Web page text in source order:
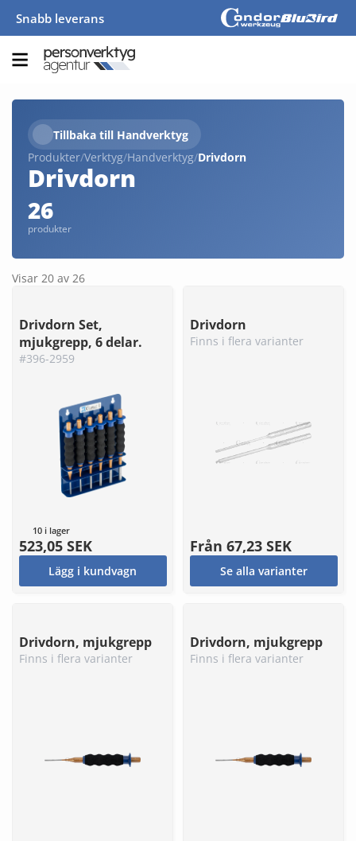
Snabb leverans
Tillbaka till Handverktyg
Produkter/Verktyg/Handverktyg/Drivdorn
Drivdorn
26
produkter
Visar 20 av 26
Drivdorn Set,
mjukgrepp, 6 delar.
#396-2959
10 i lager
523,05 SEK
Lägg i kundvagn
Drivdorn
Finns i flera varianter
Från 67,23 SEK
Se alla varianter
Drivdorn, mjukgrepp
Finns i flera varianter
Drivdorn, mjukgrepp
Finns i flera varianter